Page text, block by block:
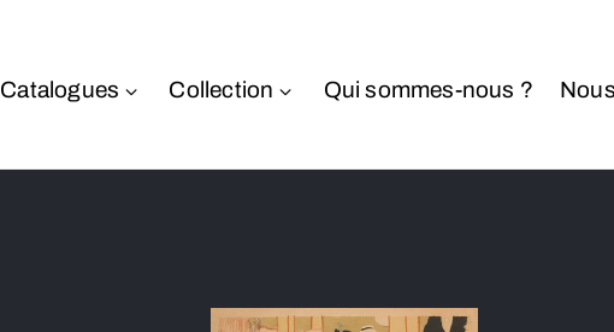
Catalogues Collection Qui sommes-nous ?